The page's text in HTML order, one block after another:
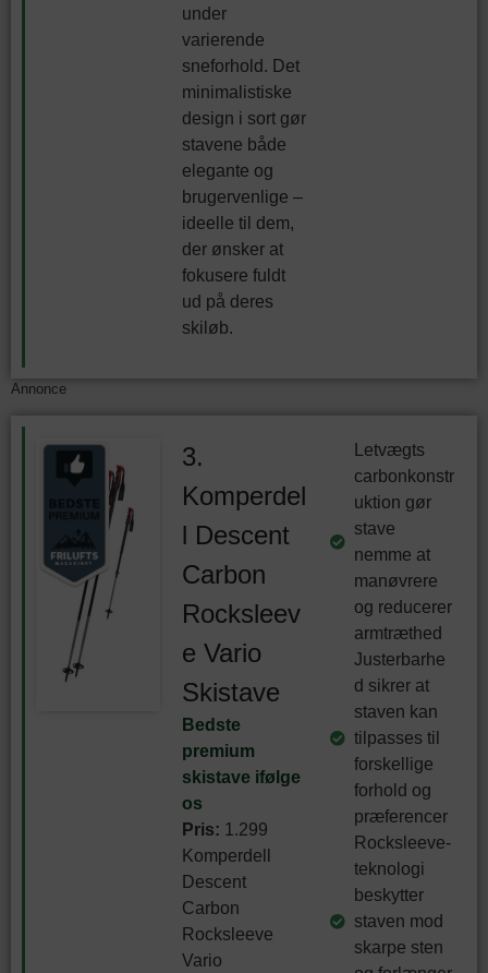
under
varierende
sneforhold. Det
minimalistiske
design i sort gør
stavene både
elegante og
brugervenlige –
ideelle til dem,
der ønsker at
fokusere fuldt
ud på deres
skiløb.
Annonce
3.
Komperdel
l Descent
Carbon
Rocksleev
e Vario
Skistave
Bedste
premium
skistave ifølge
os
Pris: 1.299
Komperdell
Descent
Carbon
Rocksleeve
Vario
Letvægts
carbonkonstr
uktion gør
stave
nemme at
manøvrere
og reducerer
armtræthed
Justerbarhe
d sikrer at
staven kan
tilpasses til
forskellige
forhold og
præferencer
Rocksleeve-
teknologi
beskytter
staven mod
skarpe sten